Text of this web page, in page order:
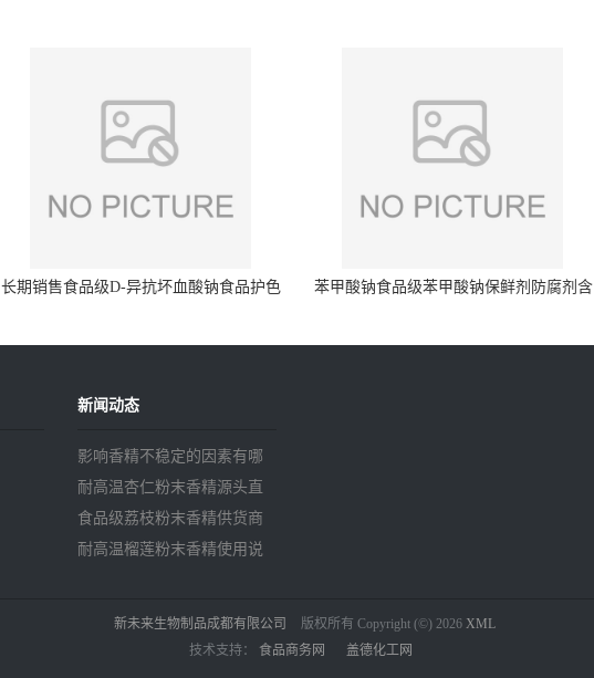
长期销售食品级D-异抗坏血酸钠食品护色
苯甲酸钠食品级苯甲酸钠保鲜剂防腐剂含
新闻动态
影响香精不稳定的因素有哪
些？
耐高温杏仁粉末香精源头直
供
食品级荔枝粉末香精供货商
耐高温榴莲粉末香精使用说
新未来生物制品成都有限公司 版权所有 Copyright (©) 2026 XML
技术支持： 食品商务网 盖德化工网